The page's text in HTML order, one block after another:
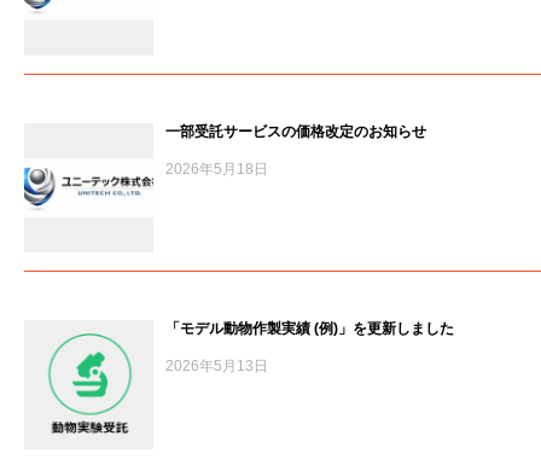
一部受託サービスの価格改定のお知らせ
2026年5月18日
「モデル動物作製実績 (例)」を更新しました
2026年5月13日